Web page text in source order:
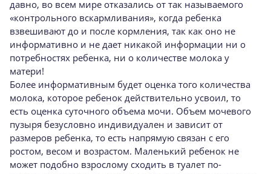
давно, во всем мире отказались от так называемого
«контрольного вскармливания», когда ребенка
взвешивают до и после кормления, так как оно не
информативно и не дает никакой информации ни о
потребностях ребенка, ни о количестве молока у
матери!
Более информативным будет оценка того количества
молока, которое ребенок действительно усвоил, то
есть оценка суточного объема мочи. Объем мочевого
пузыря безусловно индивидуален и зависит от
размеров ребенка, то есть напрямую связан с его
ростом, весом и возрастом. Маленький ребенок не
может подобно взрослому сходить в туалет по-